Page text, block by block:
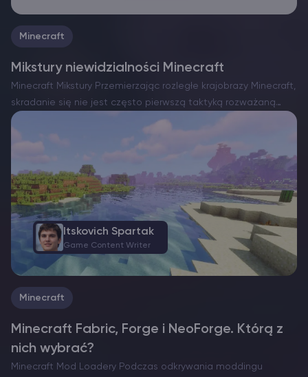
Minecraft
Mikstury niewidzialności Minecraft
Minecraft Mikstury Przemierzając rozległe krajobrazy Minecraft,
skradanie się nie jest często pierwszą taktyką rozważaną
przez graczy. Oprócz enigmatycznych Starożytnych Miast i
bliskości, aby wykryć twoją obecność. Jednak w tym…
Minecraft
Minecraft Fabric, Forge i NeoForge. Którą z
nich wybrać?
Minecraft Mod Loadery Podczas odkrywania moddingu
Itskovich Spartak
Game Content Writer